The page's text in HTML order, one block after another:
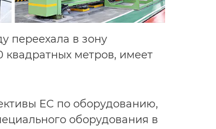
переехала в зону
метров, имеет
ЕС по оборудованию,
оборудования в